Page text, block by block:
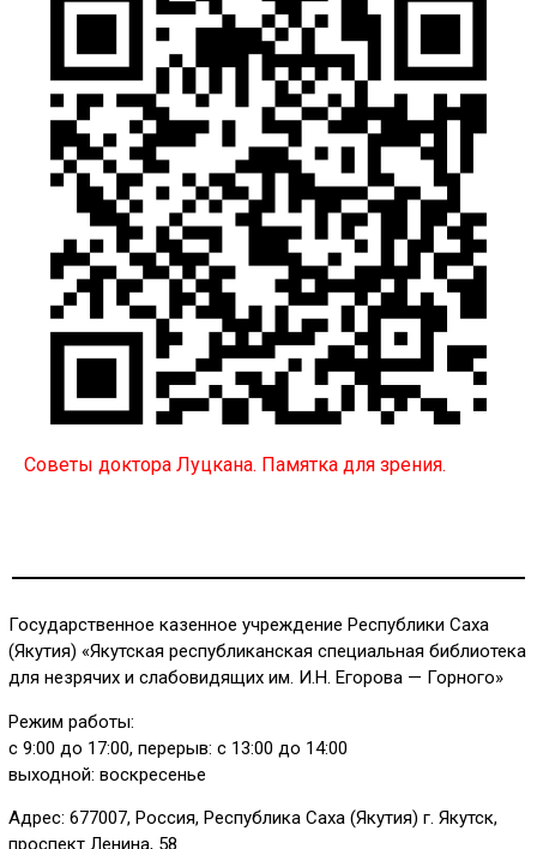
Советы доктора Луцкана. Памятка для зрения.
Государственное казенное учреждение Республики Саха
(Якутия) «Якутская республиканская специальная библиотека
для незрячих и слабовидящих им. И.Н. Егорова — Горного»
Режим работы:
с 9:00 до 17:00, перерыв: с 13:00 до 14:00
выходной: воскресенье
Адрес: 677007, Россия, Республика Саха (Якутия) г. Якутск,
проспект Ленина, 58